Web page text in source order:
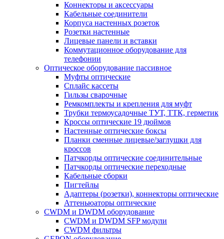
Коннекторы и аксессуары
Кабельные соединители
Корпуса настенных розеток
Розетки настенные
Лицевые панели и вставки
Коммутационное оборудование для
телефонии
Оптическое оборудование пассивное
Муфты оптические
Сплайс кассеты
Гильзы сварочные
Ремкомплекты и крепления для муфт
Трубки термоусадочные ТУТ, ТТК, герметик
Кроссы оптические 19 дюймов
Настенные оптические боксы
Планки сменные лицевые/заглушки для
кроссов
Патчкорды оптические соединительные
Патчкорды оптические переходные
Кабельные сборки
Пигтейлы
Адаптеры (розетки), коннекторы оптические
Аттеньюаторы оптические
CWDM и DWDM оборудование
CWDM и DWDM SFP модули
CWDM фильтры